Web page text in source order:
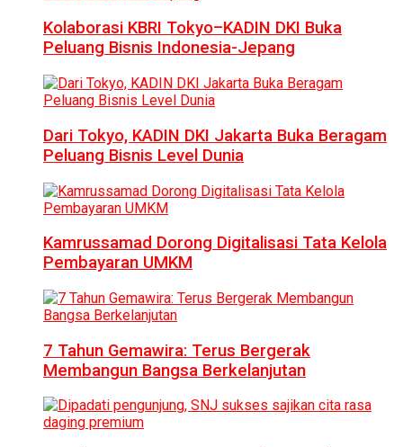
Kolaborasi KBRI Tokyo–KADIN DKI Buka
Peluang Bisnis Indonesia-Jepang
Dari Tokyo, KADIN DKI Jakarta Buka Beragam
Peluang Bisnis Level Dunia
Kamrussamad Dorong Digitalisasi Tata Kelola
Pembayaran UMKM
7 Tahun Gemawira: Terus Bergerak
Membangun Bangsa Berkelanjutan